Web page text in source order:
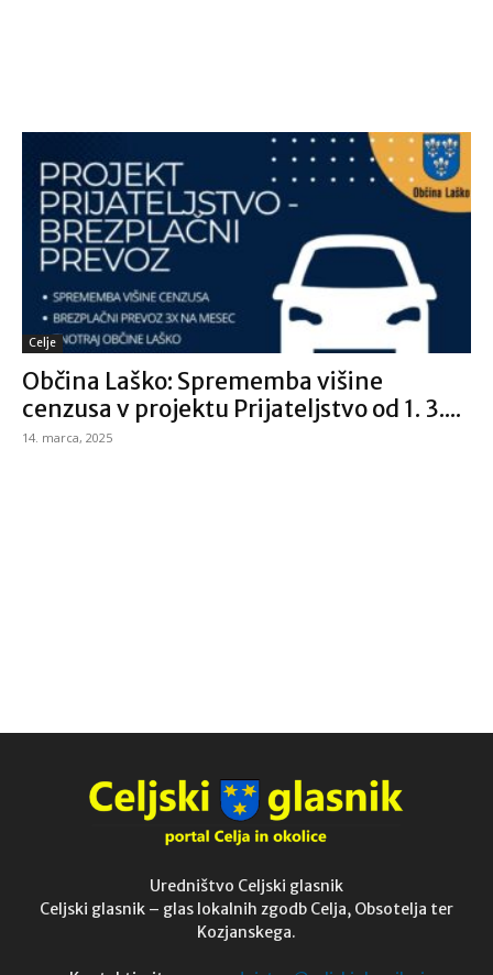
Celje
Občina Laško: Sprememba višine
cenzusa v projektu Prijateljstvo od 1. 3....
14. marca, 2025
Uredništvo Celjski glasnik
Celjski glasnik – glas lokalnih zgodb Celja, Obsotelja ter
Kozjanskega.